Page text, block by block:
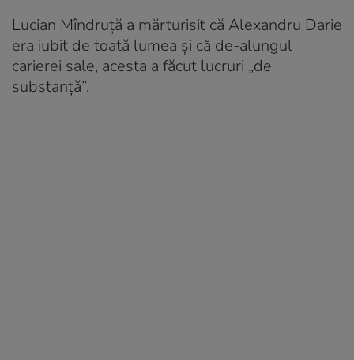
Lucian Mîndruță a mărturisit că Alexandru Darie
era iubit de toată lumea și că de-alungul
carierei sale, acesta a făcut lucruri „de
substanță”.